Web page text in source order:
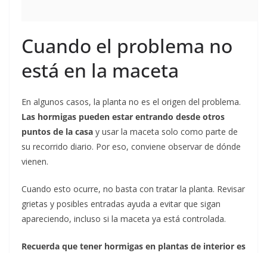
Cuando el problema no
está en la maceta
En algunos casos, la planta no es el origen del problema.
Las hormigas pueden estar entrando desde otros
puntos de la casa y usar la maceta solo como parte de
su recorrido diario. Por eso, conviene observar de dónde
vienen.
Cuando esto ocurre, no basta con tratar la planta. Revisar
grietas y posibles entradas ayuda a evitar que sigan
apareciendo, incluso si la maceta ya está controlada.
Recuerda que tener hormigas en plantas de interior es